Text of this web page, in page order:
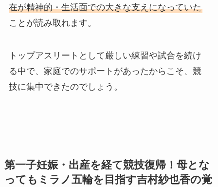
在が精神的・生活面での大きな支えになっていた
ことが読み取れます。
トップアスリートとして厳しい練習や試合を続け
る中で、家庭でのサポートがあったからこそ、競
技に集中できたのでしょう。
第一子妊娠・出産を経て競技復帰！母とな
ってもミラノ五輪を目指す吉村紗也香の覚